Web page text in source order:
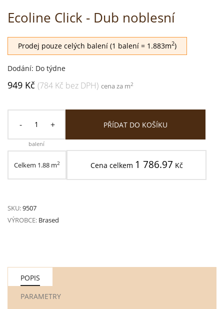
Ecoline Click - Dub noblesní
Prodej pouze celých balení (1 balení = 1.883m2)
Dodání: Do týdne
949 Kč (784 Kč bez DPH) cena za m2
- +
balení
PŘÍDAT DO KOŠÍKU
Celkem 1.88 m2 Cena celkem 1 786.97 Kč
SKU:9507
VÝROBCE: Brased
POPIS
PARAMETRY